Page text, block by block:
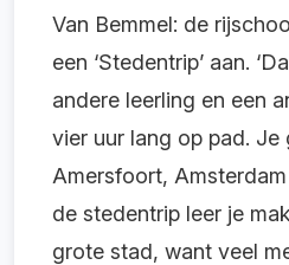
Van Bemmel: de
een ‘Stedentrip’ aan.
andere leerling en een
vier uur lang op pad. Je
Amersfoort,
de stedentrip leer je
grote stad, want veel